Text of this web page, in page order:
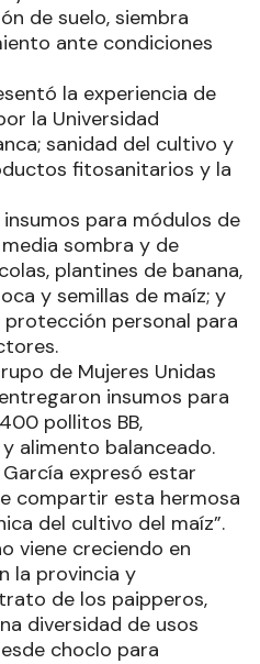
de suelo, siembra
ante condiciones
la experiencia de
la Universidad
sanidad del cultivo y
fitosanitarios y la
para módulos de
sombra y de
plantines de banana,
y semillas de maíz; y
personal para
de Mujeres Unidas
insumos para
pollitos BB,
alimento balanceado.
expresó estar
compartir esta hermosa
del cultivo del maíz”.
viene creciendo en
la provincia y
de los paipperos,
diversidad de usos
choclo para